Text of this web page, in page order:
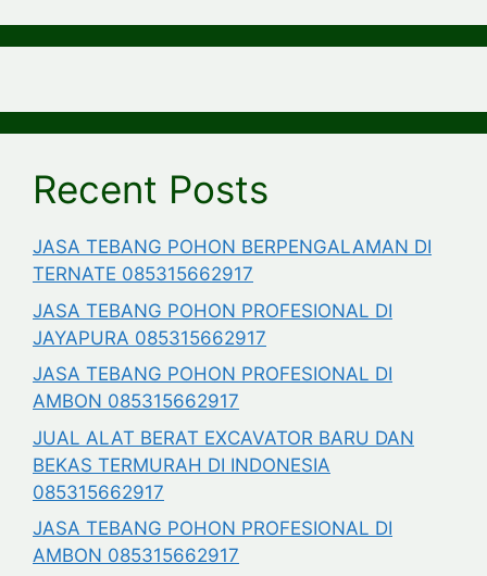
Recent Posts
JASA TEBANG POHON BERPENGALAMAN DI
TERNATE 085315662917
JASA TEBANG POHON PROFESIONAL DI
JAYAPURA 085315662917
JASA TEBANG POHON PROFESIONAL DI
AMBON 085315662917
JUAL ALAT BERAT EXCAVATOR BARU DAN
BEKAS TERMURAH DI INDONESIA
085315662917
JASA TEBANG POHON PROFESIONAL DI
AMBON 085315662917